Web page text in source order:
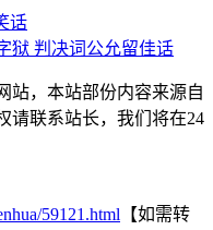
话
狱 判决词公允留佳话
站，本站部份内容来源自
请联系站长，我们将在24
59121.html 【如需转